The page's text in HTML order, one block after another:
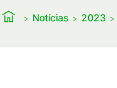
Notícias 2023